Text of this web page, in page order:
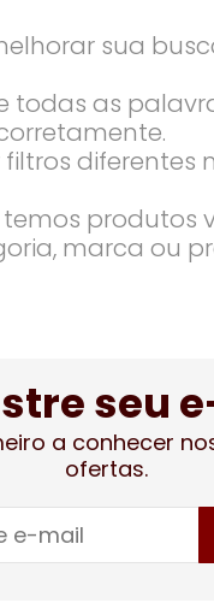
sua
todas as
diferentes
produtos
marca ou
seu
a conhecer
ofertas.